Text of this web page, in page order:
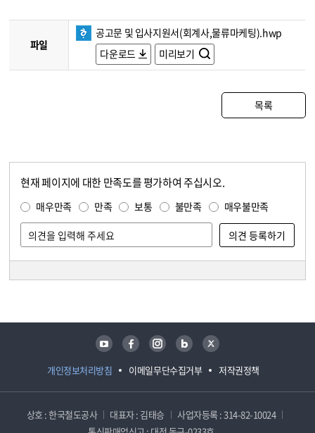
파일
공고문 및 입사지원서(회계사,물류마케팅).hwp
다운로드
미리보기
목록
현재 페이지에 대한 만족도를 평가하여 주십시오.
매우만족 만족 보통 불만족 매우불만족
개인정보처리방침 이메일무단수집거부 저작권정책
유튜브 페이스북 인스타그램 블로그 트위터
상호 : 한국철도공사 대표자 : 김태승
사업자등록 : 314-82-10024